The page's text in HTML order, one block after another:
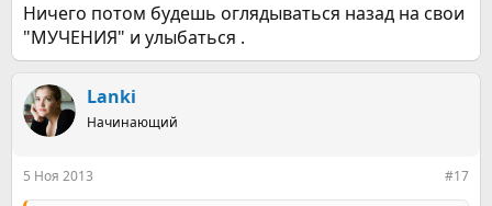
данном этапе всё поёт и радуется. НЕ КУРЮ! НЕ КУРЮ!
Ничего потом будешь оглядываться назад на свои
"МУЧЕНИЯ" и улыбаться .
Lanki
Начинающий
5 Ноя 2013 #17